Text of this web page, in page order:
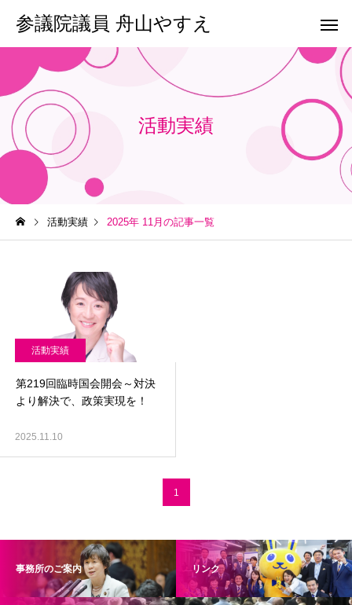
参議院議員 舟山やすえ
活動実績
活動実績 2025年 11月の記事一覧
活動実績
第219回臨時国会開会～対決
より解決で、政策実現を！
2025.11.10
1
事務所のご案内 リンク